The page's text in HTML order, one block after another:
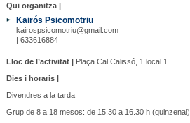
Qui organitza |
Kairós Psicomotriu
kairospsicomotriu@gmail.com
| 633616884
Lloc de l’activitat |Plaça Cal Calissó, 1 local 1
Dies i horaris |
Divendres a la tarda
Grup de 8 a 18 mesos: de 15.30 a 16.30 h (quinzenal)